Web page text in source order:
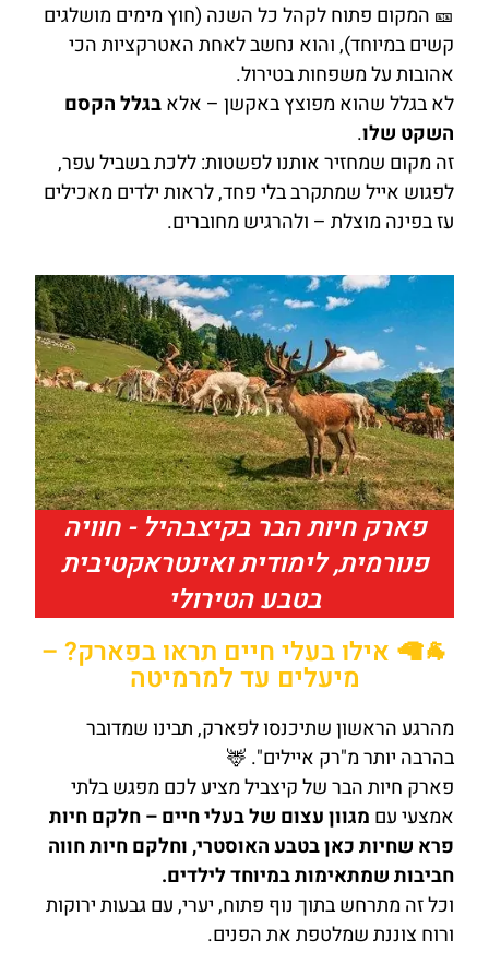
🎫 המקום פתוח לקהל כל השנה (חוץ מימים מושלגים
קשים במיוחד), והוא נחשב לאחת האטרקציות הכי
אהובות על משפחות בטירול.
לא בגלל שהוא מפוצץ באקשן – אלאבגלל הקסם
השקט שלו.
זה מקום שמחזיר אותנו לפשטות: ללכת בשביל עפר,
לפגוש אייל שמתקרב בלי פחד, לראות ילדים מאכילים
עז בפינה מוצלת – ולהרגיש מחוברים.
פארק חיות הבר בקיצבהיל - חוויה
פנורמית, לימודית ואינטראקטיבית
בטבע הטירולי
🐐🦙 אילו בעלי חיים תראו בפארק? –
מיעלים עד למרמיטה
מהרגע הראשון שתיכנסו לפארק, תבינו שמדובר
בהרבה יותר מ"רק איילים". 🦌
פארק חיות הבר של קיצביל מציע לכם מפגש בלתי
אמצעי עם מגוון עצום של בעלי חיים – חלקם חיות
פרא שחיות כאן בטבע האוסטרי, וחלקם חיות חווה
חביבות שמתאימות במיוחד לילדים.
וכל זה מתרחש בתוך נוף פתוח, יערי, עם גבעות ירוקות
ורוח צוננת שמלטפת את הפנים.